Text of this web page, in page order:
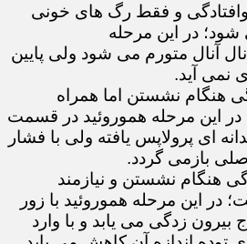
فروافتادگی و فقط رگ های خونی
شود؛ در این مرحله
آنال متورم می شود ولی پایین
نمی آید.
هنگام نشستن اما همراه
در این مرحله هموروئید در قسمت
ای پرولاپس یافته ولی با فشار
بازمی گردد.
هنگام نشستن و نیازمند
در این مرحله هموروئید با زور
بیرون زدگی می یابد و با وارد